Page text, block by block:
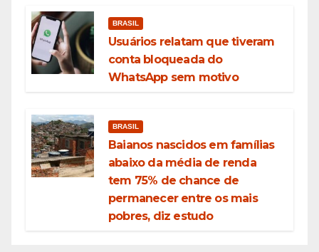
BRASIL
Usuários relatam que tiveram
conta bloqueada do
WhatsApp sem motivo
BRASIL
Baianos nascidos em famílias
abaixo da média de renda
tem 75% de chance de
permanecer entre os mais
pobres, diz estudo